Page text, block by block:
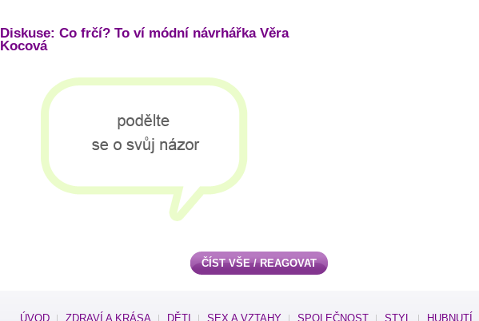
Diskuse: Co frčí? To ví módní návrhářka Věra
Kocová
ČÍST VŠE / REAGOVAT
ÚVOD ZDRAVÍ A KRÁSA DĚTI SEX A VZTAHY SPOLEČNOST STYL HUBNUTÍ